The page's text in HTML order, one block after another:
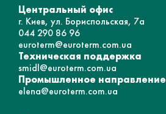
Центральный офис
г. Киев, ул. Бориспольская, 7а
044 290 86 96
euroterm@euroterm.com.ua
Техническая поддержка
smidl@euroterm.com.ua
Промышленное направление
elena@euroterm.com.ua